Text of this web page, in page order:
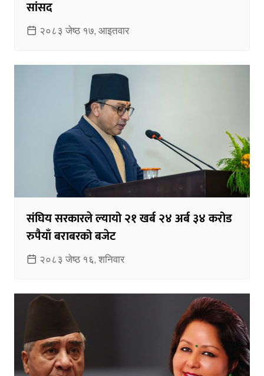
सांसद
२०८३ जेष्ठ १७, आइतवार
संघिय सरकारले ल्यायो २१ खर्ब २४ अर्ब ३४ करोड
रुपैयाँ बराबरको बजेट
२०८३ जेष्ठ १६, शनिवार